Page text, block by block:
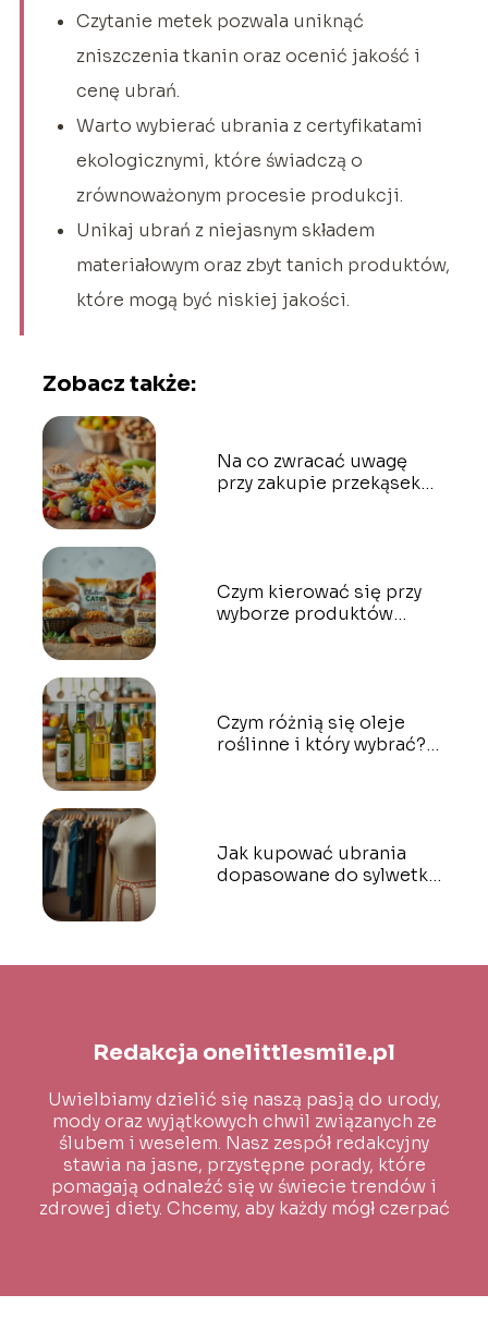
Czytanie metek pozwala uniknąć
zniszczenia tkanin oraz ocenić jakość i
cenę ubrań.
Warto wybierać ubrania z certyfikatami
ekologicznymi, które świadczą o
zrównoważonym procesie produkcji.
Unikaj ubrań z niejasnym składem
materiałowym oraz zbyt tanich produktów,
które mogą być niskiej jakości.
Zobacz także:
Na co zwracać uwagę
przy zakupie przekąsek
Czym kierować się przy
wyborze produktów
Czym różnią się oleje
roślinne i który wybrać?
Jak kupować ubrania
dopasowane do sylwetki?
Redakcja onelittlesmile.pl
Uwielbiamy dzielić się naszą pasją do urody,
mody oraz wyjątkowych chwil związanych ze
ślubem i weselem. Nasz zespół redakcyjny
stawia na jasne, przystępne porady, które
pomagają odnaleźć się w świecie trendów i
zdrowej diety. Chcemy, aby każdy mógł czerpać